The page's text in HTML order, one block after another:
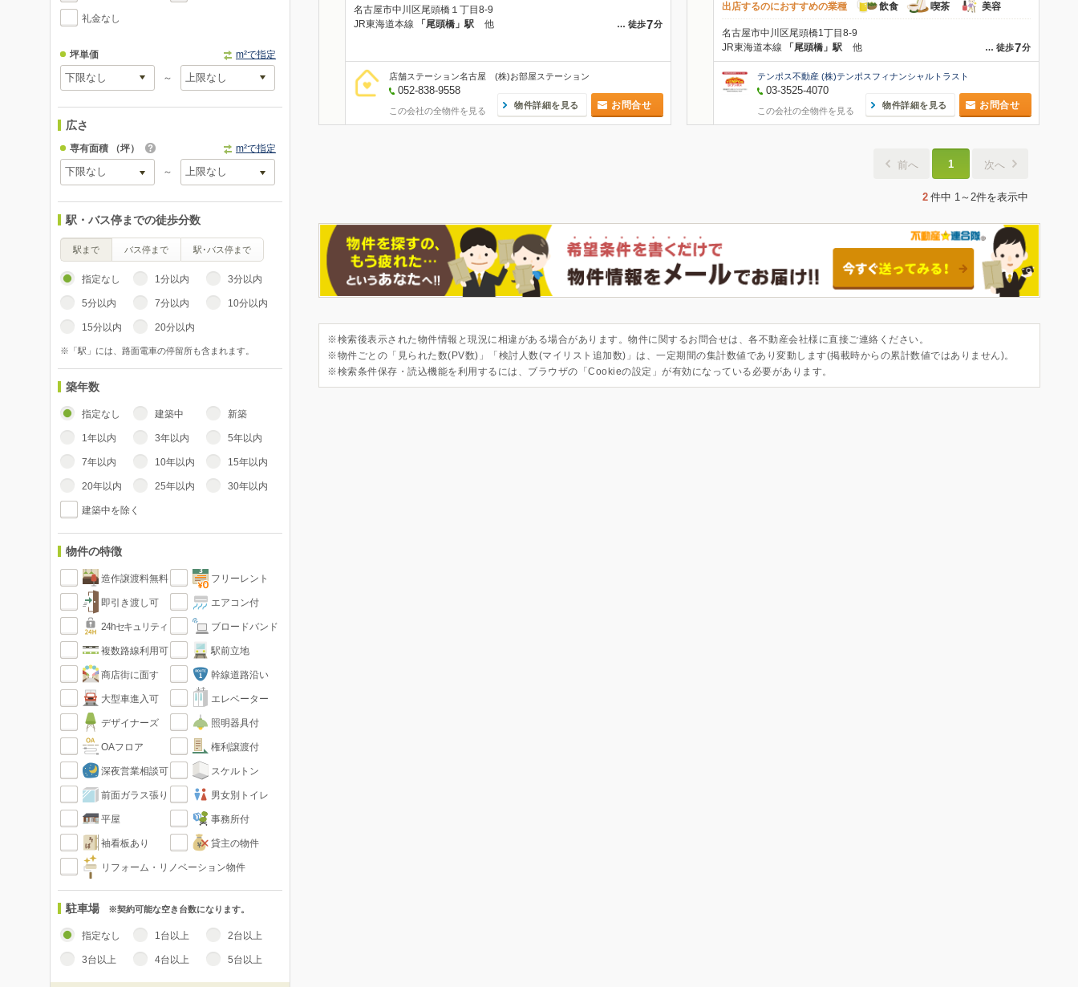
礼金なし
坪単価 m²で指定
～
広さ
専有面積 （坪） m²で指定
～
駅・バス停までの徒歩分数
駅まで バス停まで 駅･バス停まで
指定なし 1分以内 3分以内
5分以内 7分以内 10分以内
15分以内 20分以内
※「駅」には、路面電車の停留所も含まれます。
築年数
指定なし 建築中 新築
1年以内 3年以内 5年以内
7年以内 10年以内 15年以内
20年以内 25年以内 30年以内
建築中を除く
物件の特徴
造作譲渡料無料 フリーレント
即引き渡し可 エアコン付
24hセキュリティ ブロードバンド
複数路線利用可 駅前立地
商店街に面す 幹線道路沿い
大型車進入可 エレベーター
デザイナーズ 照明器具付
OAフロア 権利譲渡付
深夜営業相談可 スケルトン
前面ガラス張り 男女別トイレ
平屋 事務所付
袖看板あり 貸主の物件
リフォーム・リノベーション物件
駐車場 ※契約可能な空き台数になります。
指定なし 1台以上 2台以上
3台以上 4台以上 5台以上
名古屋市中川区尾頭橋１丁目8-9
… 徒歩7分
JR東海道本線 「尾頭橋」駅 他
店舗ステーション名古屋 (株)お部屋ステーション
052-838-9558
この会社の全物件を見る
物件詳細を見る お問合せ
出店するのにおすすめの業種
飲食 喫茶 美容
名古屋市中川区尾頭橋1丁目8-9
… 徒歩7分
JR東海道本線 「尾頭橋」駅 他
テンポス不動産 (株)テンポスフィナンシャルトラスト
03-3525-4070
この会社の全物件を見る
物件詳細を見る お問合せ
前へ 1 次へ
2 件中 1～2件を表示中
※検索後表示された物件情報と現況に相違がある場合があります。物件に関するお問合せは、各不動産会社様に直接ご連絡ください。
※物件ごとの「見られた数(PV数)」「検討人数(マイリスト追加数)」は、一定期間の集計数値であり変動します(掲載時からの累計数値ではありません)。
※検索条件保存・読込機能を利用するには、ブラウザの「Cookieの設定」が有効になっている必要があります。